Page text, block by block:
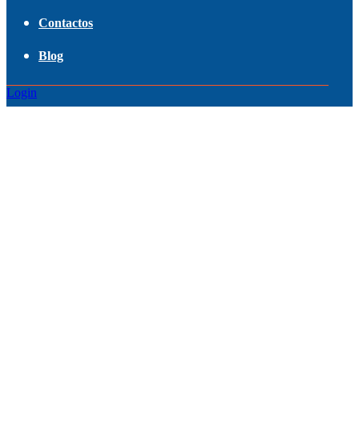
Contactos
Blog
Login